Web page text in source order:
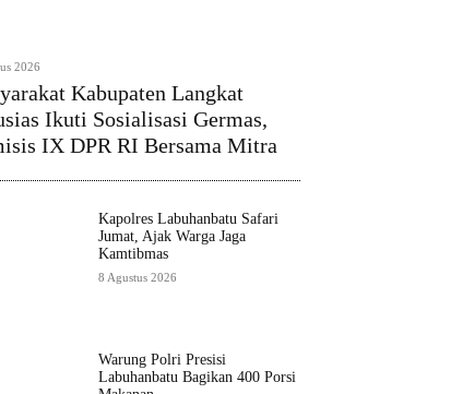
2026
Kabupaten Langkat
Ikuti Sosialisasi Germas,
IX DPR RI Bersama Mitra
Kapolres Labuhanbatu Safari
Jumat, Ajak Warga Jaga
Kamtibmas
8 Agustus 2026
Warung Polri Presisi
Labuhanbatu Bagikan 400 Porsi